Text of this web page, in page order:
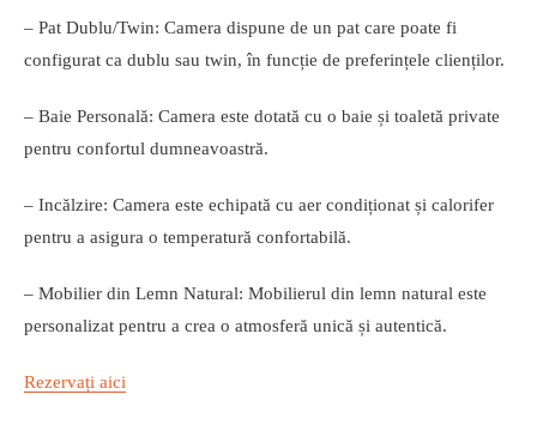
– Pat Dublu/Twin: Camera dispune de un pat care poate fi
configurat ca dublu sau twin, în funcție de preferințele clienților.
– Baie Personală: Camera este dotată cu o baie și toaletă private
pentru confortul dumneavoastră.
– Incălzire: Camera este echipată cu aer condiționat și calorifer
pentru a asigura o temperatură confortabilă.
– Mobilier din Lemn Natural: Mobilierul din lemn natural este
personalizat pentru a crea o atmosferă unică și autentică.
Rezervați aici